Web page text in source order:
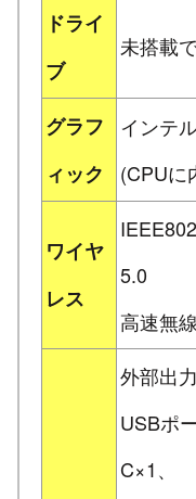
ドライ
ブ
未搭載で
グラフ
ィック
インテ
(CPUに
ワイヤ
レス
5.0
高速無
外部出
USBポ
C×1、